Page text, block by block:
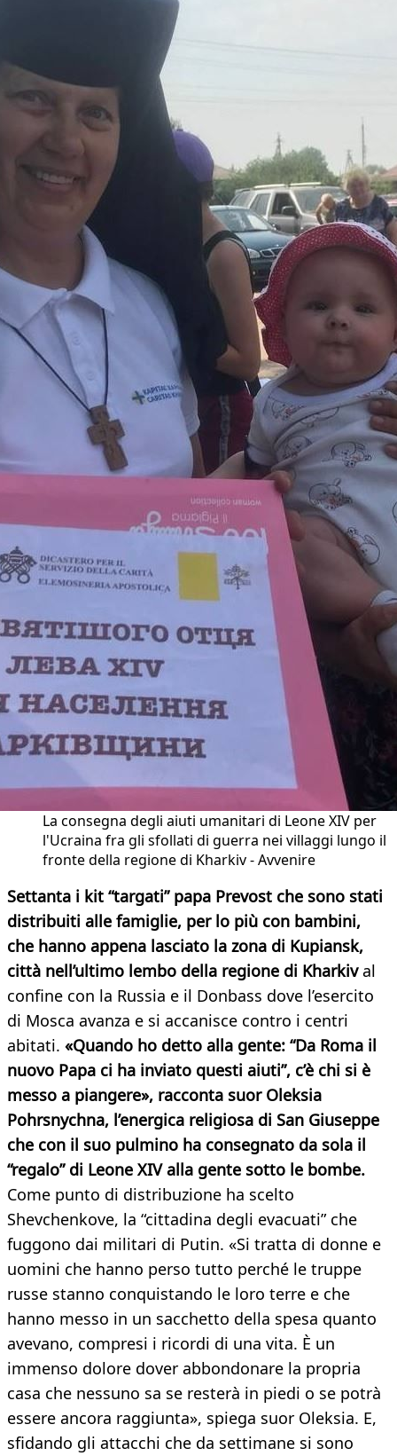
La consegna degli aiuti umanitari di Leone XIV per
l'Ucraina fra gli sfollati di guerra nei villaggi lungo il
fronte della regione di Kharkiv - Avvenire
Settanta i kit “targati” papa Prevost che sono stati
distribuiti alle famiglie, per lo più con bambini,
che hanno appena lasciato la zona di Kupiansk,
città nell’ultimo lembo della regione di Kharkival
confine con la Russia e il Donbass dove l’esercito
di Mosca avanza e si accanisce contro i centri
abitati. «Quando ho detto alla gente: “Da Roma il
nuovo Papa ci ha inviato questi aiuti”, c’è chi si è
messo a piangere», racconta suor Oleksia
Pohrsnychna, l’energica religiosa di San Giuseppe
che con il suo pulmino ha consegnato da sola il
“regalo” di Leone XIV alla gente sotto le bombe.
Come punto di distribuzione ha scelto
Shevchenkove, la “cittadina degli evacuati” che
fuggono dai militari di Putin. «Si tratta di donne e
uomini che hanno perso tutto perché le truppe
russe stanno conquistando le loro terre e che
hanno messo in un sacchetto della spesa quanto
avevano, compresi i ricordi di una vita. È un
immenso dolore dover abbondonare la propria
casa che nessuno sa se resterà in piedi o se potrà
essere ancora raggiunta», spiega suor Oleksia. E,
sfidando gli attacchi che da settimane si sono